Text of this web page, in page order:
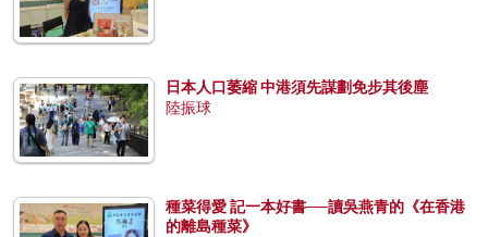
日本人口萎縮 中港須先謀劃免步其後塵
陸振球
種菜得愛 記一本好書──讀吳燕青的《在香港
的離島種菜》